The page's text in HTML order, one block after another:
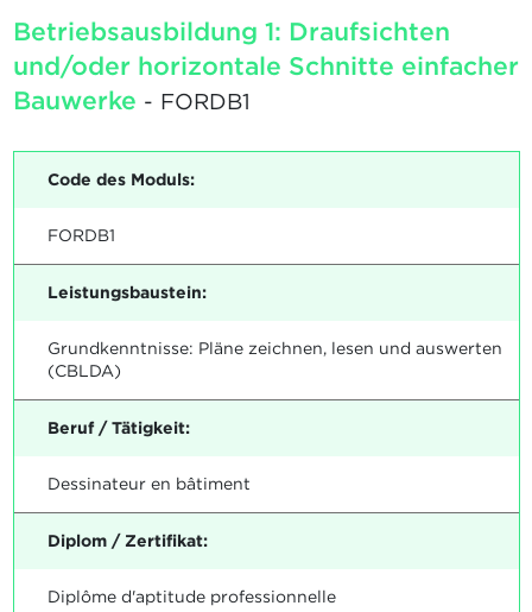
Betriebsausbildung 1: Draufsichten
und/oder horizontale Schnitte einfacher
Bauwerke - FORDB1
Code des Moduls:
FORDB1
Leistungsbaustein:
Grundkenntnisse: Pläne zeichnen, lesen und auswerten
(CBLDA)
Beruf / Tätigkeit:
Dessinateur en bâtiment
Diplom / Zertifikat:
Diplôme d'aptitude professionnelle